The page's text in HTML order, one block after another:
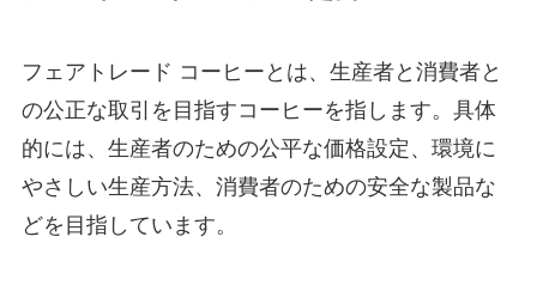
フェアトレード コーヒーとは、生産者と消費者と
の公正な取引を目指すコーヒーを指します。具体
的には、生産者のための公平な価格設定、環境に
やさしい生産方法、消費者のための安全な製品な
どを目指しています。